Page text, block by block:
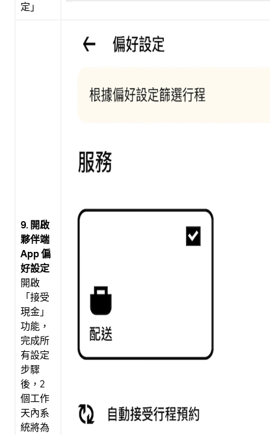
定」
9. 開啟
夥伴端
App 偏
好設定
開啟
「接受
現金」
功能，
完成所
有設定
步驟
後，2
個工作
天內系
統將為